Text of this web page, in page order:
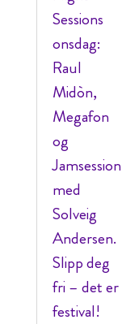
Sessions
onsdag:
Raul
Midòn,
Megafon
og
Jamsession
med
Solveig
Andersen.
Slipp deg
fri – det er
festival!